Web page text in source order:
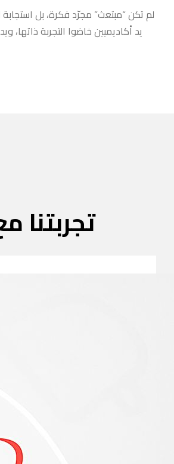
لم تكن “مبتعث” مجرّد فكرة، بل
يد أكاديميين خاضوا التجربة
تجربتنا